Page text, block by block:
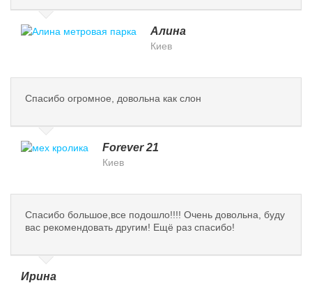
Алина
Киев
Спасибо огромное, довольна как слон
Forever 21
Киев
Спасибо большое,все подошло!!!! Очень довольна, буду
вас рекомендовать другим! Ещё раз спасибо!
Ирина